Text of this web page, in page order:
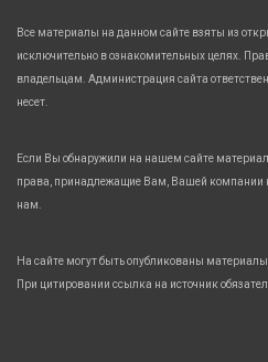
Все материалы на данном сайте взяты из
исключительно в ознакомительных целях.
владельцам. Администрация сайта
несет.
Если Вы обнаружили на нашем сайте
права, принадлежащие Вам, Вашей компании
нам.
На сайте могут быть опубликованы материалы
При цитировании ссылка на источник